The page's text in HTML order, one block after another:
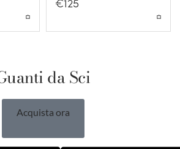
€125
da Sci
Acquista ora